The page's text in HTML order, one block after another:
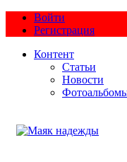
Войти
Регистрация
Контент
Статьи
Новости